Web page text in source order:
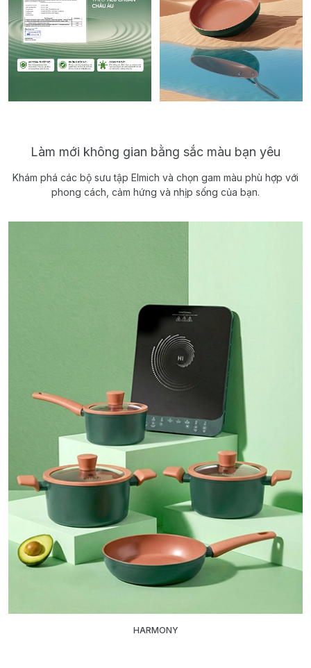
Làm mới không gian bằng sắc màu bạn yêu
Khám phá các bộ sưu tập Elmich và chọn gam màu phù hợp với
phong cách, cảm hứng và nhịp sống của bạn.
HARMONY